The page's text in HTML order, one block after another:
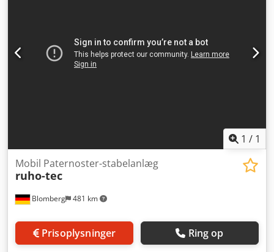
1 / 1
Blomberg 481 km
Mobil Paternoster-stabelanlæg
ruho-tec
Prisoplysninger Ring op